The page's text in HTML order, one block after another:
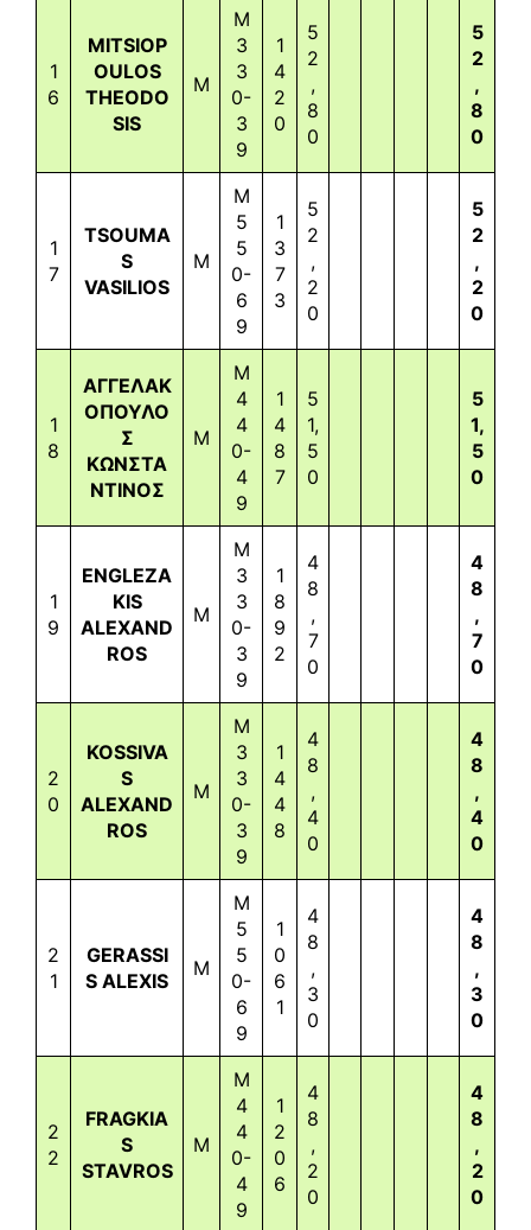
1
6
MITSIOP
OULOS
THEODO
SIS
M
M
3
3
0-
3
9
1
4
2
0
5
2
,
8
0
5
2
,
8
0
1
7
TSOUMA
S
VASILIOS
M
M
5
5
0-
6
9
1
3
7
3
5
2
,
2
0
5
2
,
2
0
1
8
ΑΓΓΕΛΑΚ
ΟΠΟΥΛΟ
Σ
ΚΩΝΣΤΑ
ΝΤΙΝΟΣ
M
M
4
4
0-
4
9
1
4
8
7
5
1,
5
0
5
1,
5
0
1
9
ENGLEZA
KIS
ALEXAND
ROS
M
M
3
3
0-
3
9
1
8
9
2
4
8
,
7
0
4
8
,
7
0
2
0
KOSSIVA
S
ALEXAND
ROS
M
M
3
3
0-
3
9
1
4
4
8
4
8
,
4
0
4
8
,
4
0
2
1
GERASSI
S ALEXIS
M
M
5
5
0-
6
9
1
0
6
1
4
8
,
3
0
4
8
,
3
0
2
2
FRAGKIA
S
STAVROS
M
M
4
4
0-
4
9
1
2
0
6
4
8
,
2
0
4
8
,
2
0